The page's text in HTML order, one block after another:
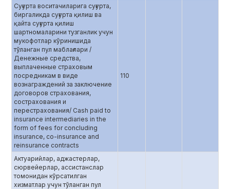
Суғурта воситачиларига суғурта,
биргаликда суғурта қилиш ва
қайта суғурта қилиш
шартномаларини тузганлик учун
мукофотлар кўринишида
тўланган пул маблағлари /
Денежные средства,
выплаченные страховым
посредникам в виде
вознаграждений за заключение
договоров страхования,
сострахования и
перестрахования/ Cash paid to
insurance intermediaries in the
form of fees for concluding
insurance, co-insurance and
reinsurance contracts
110
Актуарийлар, аджастерлар,
сюрвейерлар, ассистанслар
томонидан кўрсатилган
хизматлар учун тўланган пул